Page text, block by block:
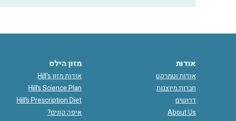
אודות
אודות וטמרקט
חברות מיוצגות
דרושים
About Us
מזון הילס
אודות מזון Hill's
Hill’s Science Plan
Hill’s Prescription Diet
איפה קונים?